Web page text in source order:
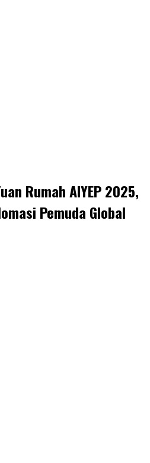
Rumah AIYEP 2025,
Pemuda Global